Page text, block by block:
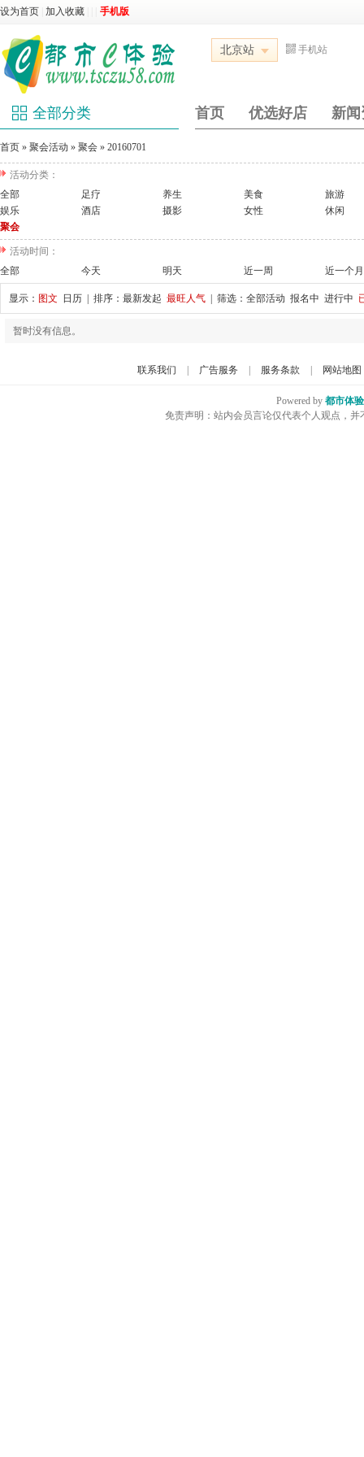
设为首页 加入收藏 手机版
北京站 手机站
全部分类 首页 优选好店 新闻
首页 » 聚会活动 » 聚会 » 20160701
活动分类：
全部
足疗 养生 美食
旅游
娱乐
酒店 摄影 女性
休闲
聚会
活动时间：
全部
今天 明天 近一周 近一个月
显示： 图文 日历 | 排序： 最新发起 最旺人气 | 筛选： 全部活动 报名中 进行中
暂时没有信息。
联系我们 广告服务 服务条款 网站地图
Powered by 都市体
免责声明：站内会员言论仅代表个人观点，